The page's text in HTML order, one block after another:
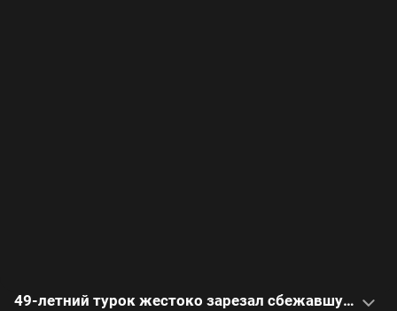
49-летний турок жестоко зарезал сбежавшую от него жену и ранил маленького сына. Видео